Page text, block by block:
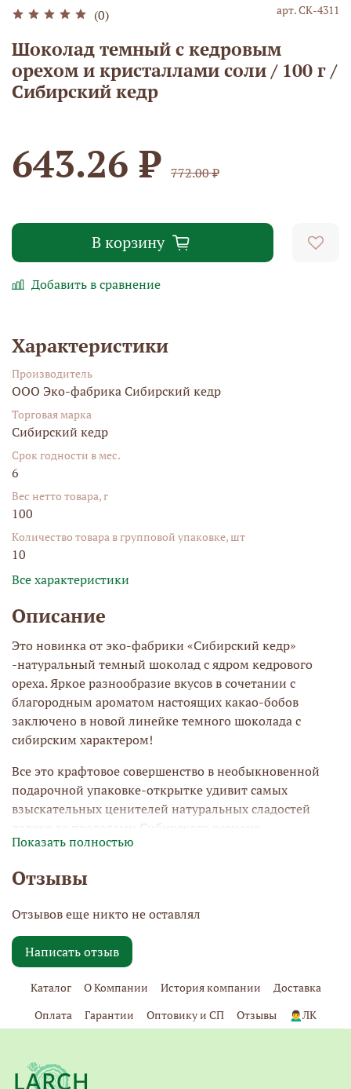
(0) арт.СК-4311
Шоколад темный с кедровым
орехом и кристаллами соли / 100 г /
Сибирский кедр
643.26 ₽ 772.00 ₽
В корзину
Добавить в сравнение
Характеристики
Производитель
ООО Эко-фабрика Сибирский кедр
Торговая марка
Сибирский кедр
Срок годности в мес.
6
Вес нетто товара, г
100
Количество товара в групповой упаковке, шт
10
Все характеристики
Описание
Это новинка от эко-фабрики «Сибирский кедр»
-натуральный темный шоколад с ядром кедрового
ореха. Яркое разнообразие вкусов в сочетании с
благородным ароматом настоящих какао-бобов
заключено в новой линейке темного шоколада с
сибирским характером!
Все это крафтовое совершенство в необыкновенной
подарочной упаковке-открытке удивит самых
взыскательных ценителей натуральных сладостей
далеко за пределами Сибирского региона.
Показать полностью
Отзывы
Отзывов еще никто не оставлял
Написать отзыв
Каталог О Компании История компании
Доставка
Оплата
Гарантии Оптовику и СП Отзывы 🙍‍♂️ЛК